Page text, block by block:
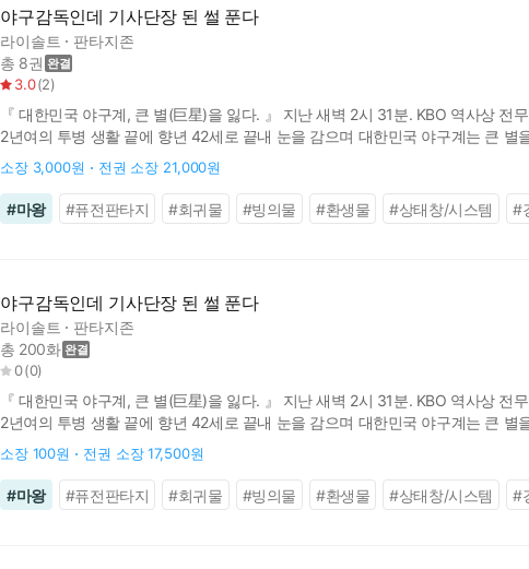
야구감독인데 기사단장 된 썰 푼다
라이솔트
판타지존
총 8권
3.0(2)
『 대한민국 야구계, 큰 별(巨星)을 잃다. 』 지난 새벽 2시 31분. KBO 역사상
2년여의 투병 생활 끝에 향년 42세로 끝내 눈을 감으며 대한민국 야구계는 큰
살아있다. 그리고 검문을 하는 경비대장 앞에서 내 소개를 하고 있다. “나는 루젠
소장 3,000원 전권 소장 21,000원
#마왕 #퓨전판타지 #회귀물 #빙의물 #환생물 #상태창/시스템 #
야구감독인데 기사단장 된 썰 푼다
라이솔트
판타지존
총 200화
0(0)
『 대한민국 야구계, 큰 별(巨星)을 잃다. 』 지난 새벽 2시 31분. KBO 역사상
2년여의 투병 생활 끝에 향년 42세로 끝내 눈을 감으며 대한민국 야구계는 큰
살아있다. 그리고 검문을 하는 경비대장 앞에서 내 소개를 하고 있다. “나는 루젠
소장 100원 전권 소장 17,500원
#마왕 #퓨전판타지 #회귀물 #빙의물 #환생물 #상태창/시스템 #